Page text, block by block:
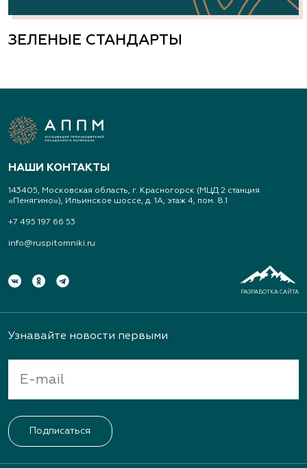
ЗЕЛЕНЫЕ СТАНДАРТЫ
НАШИ КОНТАКТЫ
143405, Московская область, г. Красногорск (МЦД 2 станция
«Пенягино»), Ильинское шоссе, д. 1А, этаж 4, пом. 8.1
+7 495 197 66 53
info@ruspitomniki.ru
РАЗРАБОТКА САЙТА
Узнавайте новости первыми
Подписаться